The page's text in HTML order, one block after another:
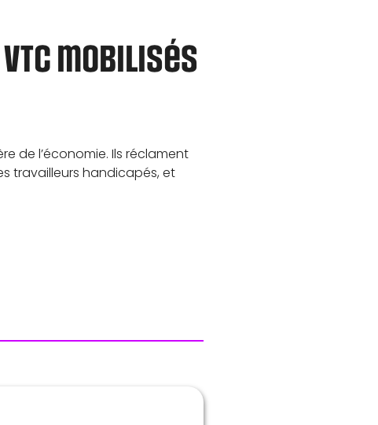
mobilisés
de l’économie. Ils réclament
travailleurs handicapés, et